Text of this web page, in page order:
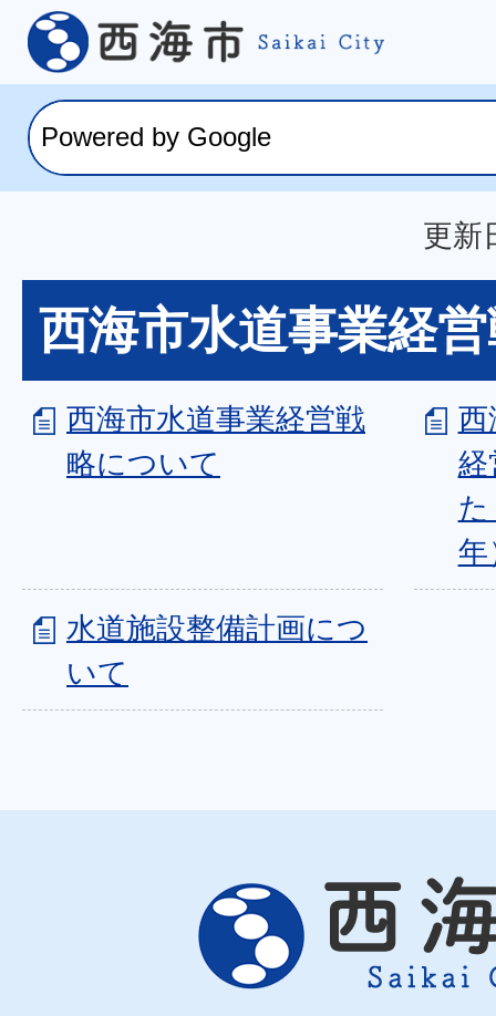
更新
西海市水道事業経
西海市水道事業経営戦
略について
西
経
年
水道施設整備計画につ
いて